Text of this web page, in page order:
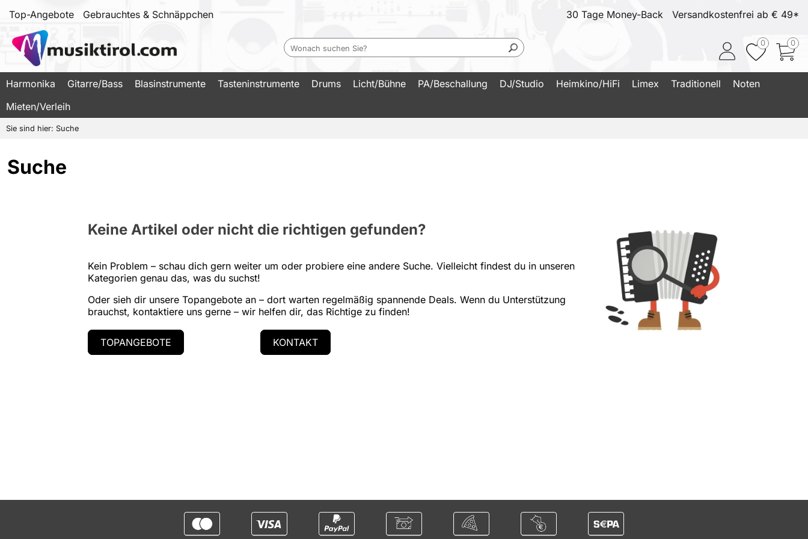
0
0
30 Tage Money-Back Versandkostenfrei ab € 49*
Top-Angebote Gebrauchtes & Schnäppchen
Harmonika Gitarre/Bass Blasinstrumente Tasteninstrumente Drums Licht/Bühne PA/Beschallung DJ/Studio Heimkino/HiFi Limex Traditionell
Noten
Mieten/Verleih
Sie sind hier: Suche
Suche
Keine Artikel oder nicht die richtigen gefunden?
Kein Problem – schau dich gern weiter um oder probiere eine andere Suche. Vielleicht findest du in unseren
Kategorien genau das, was du suchst!
Oder sieh dir unsere Topangebote an – dort warten regelmäßig spannende Deals. Wenn du Unterstützung
brauchst, kontaktiere uns gerne – wir helfen dir, das Richtige zu finden!
TOPANGEBOTE KONTAKT